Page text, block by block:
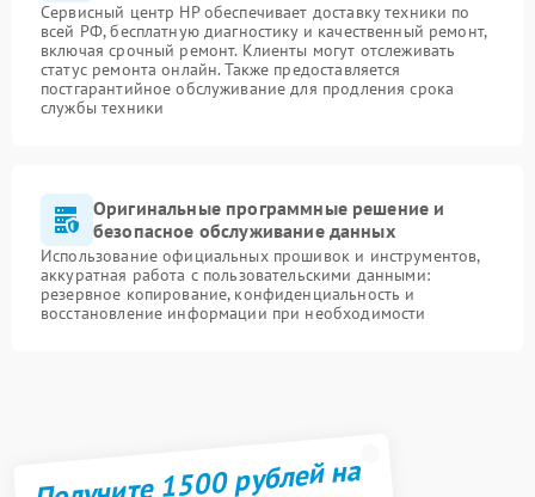
Сервисный центр HP обеспечивает доставку техники по
всей РФ, бесплатную диагностику и качественный ремонт,
включая срочный ремонт. Клиенты могут отслеживать
статус ремонта онлайн. Также предоставляется
постгарантийное обслуживание для продления срока
службы техники
Оригинальные программные решение и
безопасное обслуживание данных
Использование официальных прошивок и инструментов,
аккуратная работа с пользовательскими данными:
резервное копирование, конфиденциальность и
восстановление информации при необходимости